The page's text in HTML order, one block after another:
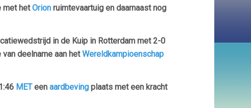
met hetOrion ruimtevaartuig en daarnaast nog
in de Kuip in Rotterdam met 2-0
deelname aan hetWereldkampioenschap
METeen aardbeving plaats met een kracht